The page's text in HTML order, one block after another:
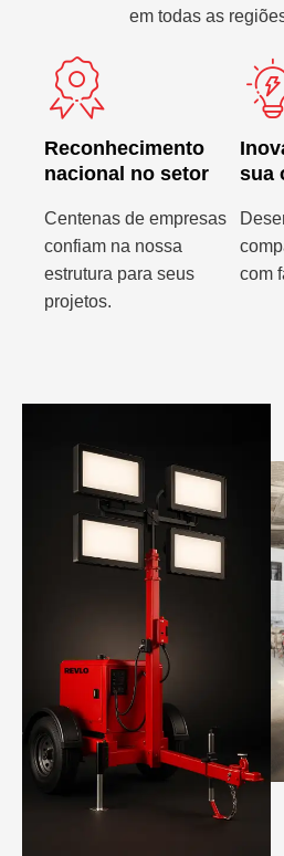
em todas as
Reconhecimento
nacional no setor
Centenas de empresas
confiam na nossa
estrutura para seus
projetos.
sua
com